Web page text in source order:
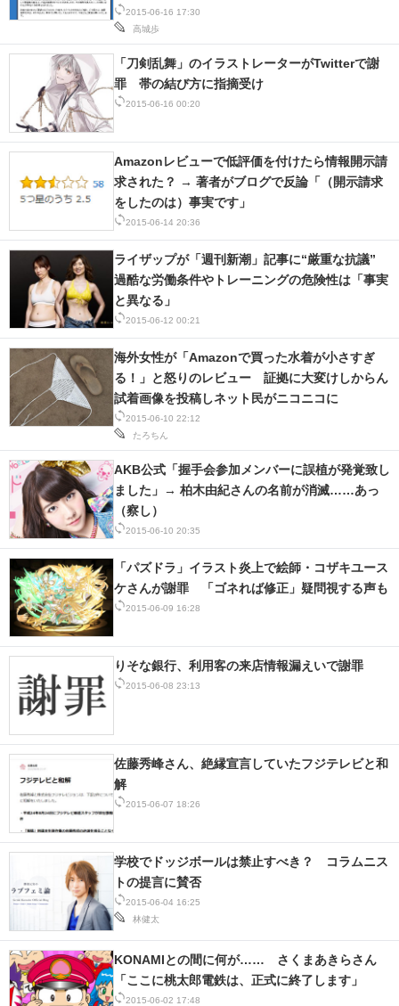
2015-06-16 17:30
高城歩
2015-06-16 00:20
「刀剣乱舞」のイラストレーターがTwitterで謝
罪 帯の結び方に指摘受け
2015-06-14 20:36
Amazonレビューで低評価を付けたら情報開示請
求された？ → 著者がブログで反論「（開示請求
をしたのは）事実です」
2015-06-12 00:21
ライザップが「週刊新潮」記事に“厳重な抗議”
過酷な労働条件やトレーニングの危険性は「事実
と異なる」
2015-06-10 22:12
たろちん
海外女性が「Amazonで買った水着が小さすぎ
る！」と怒りのレビュー 証拠に大変けしからん
試着画像を投稿しネット民がニコニコに
2015-06-10 20:35
AKB公式「握手会参加メンバーに誤植が発覚致し
ました」→ 柏木由紀さんの名前が消滅……あっ
（察し）
2015-06-09 16:28
「パズドラ」イラスト炎上で絵師・コザキユース
ケさんが謝罪 「ゴネれば修正」疑問視する声も
2015-06-08 23:13
りそな銀行、利用客の来店情報漏えいで謝罪
2015-06-07 18:26
佐藤秀峰さん、絶縁宣言していたフジテレビと和
解
2015-06-04 16:25
林健太
学校でドッジボールは禁止すべき？ コラムニス
トの提言に賛否
2015-06-02 17:48
KONAMIとの間に何が…… さくまあきらさん
「ここに桃太郎電鉄は、正式に終了します」